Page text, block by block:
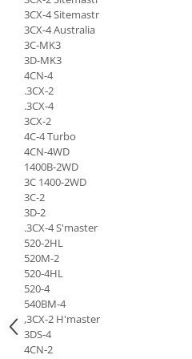
Etrieri
Placute de frana
Pompa de frana - cilindru de frana
Frana utilaje
Supapa franare
Kit reparatii
Cabluri frana
Rezervor lichid de frana
Lichid de frana
Antigel frane
Piese fara categorie
Sepci
Garnituri utilaje
Siguranta
Abtibilduri - Etichete
Girofar
Piese electrice
Piese Lamborghini
Piese Same
Piese Renault
Piese Hurlimann
Piese Zetor
Piese Weidemann
Piese Ausa
Piese Sennebogen
Piese Still
Piese Timberjack
Piese Valmet Valtra
Piese Vogele
Piese Yuchai
Piese Zeppelin
3CX-4 Sitemastr
3CX-4 Australia
3C-MK3
3D-MK3
4CN-4
.3CX-2
.3CX-4
3CX-2
4C-4 Turbo
4CN-4WD
1400B-2WD
3C 1400-2WD
3C-2
3D-2
.3CX-4 S'master
520-2HL
520M-2
520-4HL
520-4
540BM-4
,3CX-2 H'master
3DS-4
4CN-2